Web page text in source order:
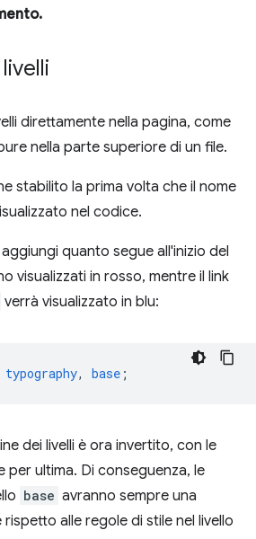
direttamente nella pagina, come
nella parte superiore di un file.
stabilito la prima volta che il nome
nel codice.
quanto segue all'inizio del
visualizzati in rosso, mentre il link
verrà visualizzato in blu:
typography, base ;
dei livelli è ora invertito, con le
per ultima. Di conseguenza, le
base avranno sempre una
alle regole di stile nel livello